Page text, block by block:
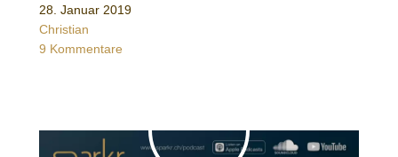
28. Januar 2019
Christian
9 Kommentare